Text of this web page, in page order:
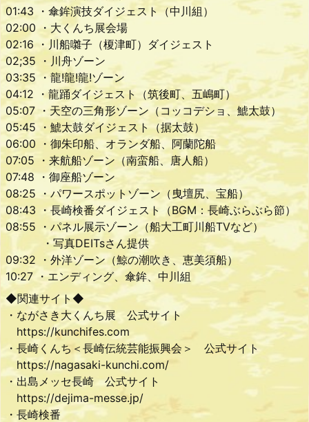
01:43 ・傘鉾演技ダイジェスト（中川組）
02:00 ・大くんち展会場
02:16 ・川船囃子（榎津町）ダイジェスト
02;35 ・川舟ゾーン
03:35 ・龍!龍!龍!ゾーン
04:12 ・龍踊ダイジェスト（筑後町、五嶋町）
05:07 ・天空の三角形ゾーン（コッコデショ、鯱太鼓）
05:45 ・鯱太鼓ダイジェスト（据太鼓）
06:00 ・御朱印船、オランダ船、阿蘭陀船
07:05 ・来航船ゾーン（南蛮船、唐人船）
07:48 ・御座船ゾーン
08:25 ・パワースポットゾーン（曳壇尻、宝船）
08:43 ・長崎検番ダイジェスト（BGM：長崎ぶらぶら節）
08:55 ・パネル展示ゾーン（船大工町川船TVなど）
・写真DEITsさん提供
09:32 ・外洋ゾーン（鯨の潮吹き、恵美須船）
10:27 ・エンディング、傘鉾、中川組
◆関連サイト◆
・ながさき大くんち展 公式サイト
https://kunchifes.com
・長崎くんち＜長崎伝統芸能振興会＞ 公式サイト
https://nagasaki-kunchi.com/
・出島メッセ長崎 公式サイト
https://dejima-messe.jp/
・長崎検番